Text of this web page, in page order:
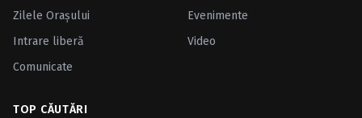
Zilele Oraşului
Evenimente
Intrare liberă
Video
Comunicate
TOP CĂUTĂRI